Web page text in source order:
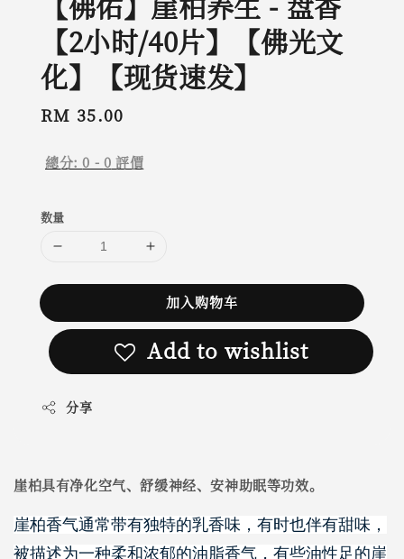
【2小时/40片】【佛光文
化】【现货速发】
Regular
RM 35.00
總分:0 - 0 評價
数量
加入购物车
Add to wishlist
分享
崖柏具有净化空气、舒缓神经、安神助眠等功效。
崖柏香气通常带有独特的乳香味，有时也伴有甜味，
被描述为一种柔和浓郁的油脂香气，有些油性足的崖